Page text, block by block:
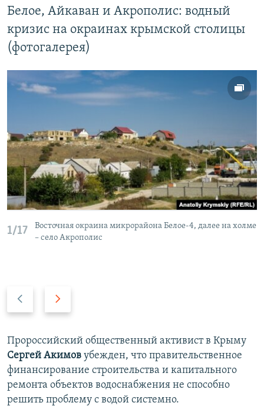
Белое, Айкаван и Акрополис: водный
кризис на окраинах крымской столицы
(фотогалерея)
1/17
Восточная окраина микрорайона Белое-4, далее на холме
– село Акрополис
д
ы
д
у
щ
д
у
ю
щ
и
Пророссийский общественный активист в Крыму
Сергей Акимов убежден, что правительственное
финансирование строительства и капитального
ремонта объектов водоснабжения не способно
решить проблему с водой системно.